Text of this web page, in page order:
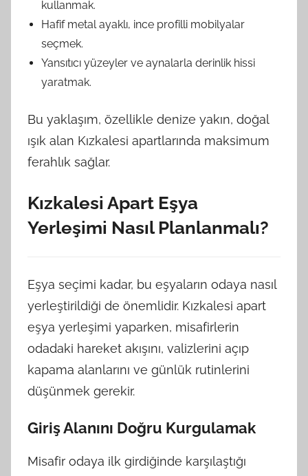
kullanmak.
Hafif metal ayaklı, ince profilli mobilyalar
seçmek.
Yansıtıcı yüzeyler ve aynalarla derinlik hissi
yaratmak.
Bu yaklaşım, özellikle denize yakın, doğal
ışık alan Kızkalesi apartlarında maksimum
ferahlık sağlar.
Kızkalesi Apart Eşya
Yerleşimi Nasıl Planlanmalı?
Eşya seçimi kadar, bu eşyaların odaya nasıl
yerleştirildiği de önemlidir. Kızkalesi apart
eşya yerleşimi yaparken, misafirlerin
odadaki hareket akışını, valizlerini açıp
kapama alanlarını ve günlük rutinlerini
düşünmek gerekir.
Giriş Alanını Doğru Kurgulamak
Misafir odaya ilk girdiğinde karşılaştığı